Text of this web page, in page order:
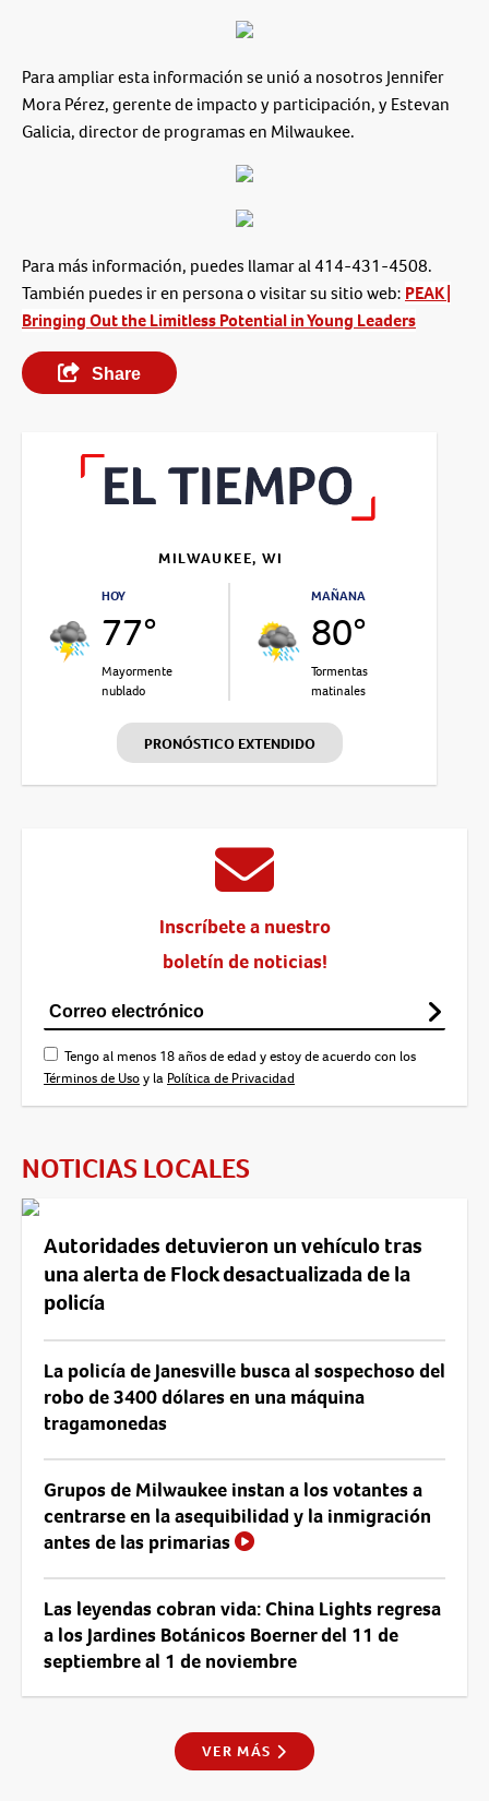
Para ampliar esta información se unió a nosotros Jennifer
Mora Pérez, gerente de impacto y participación, y Estevan
Galicia, director de programas en Milwaukee.
Para más información, puedes llamar al 414-431-4508.
También puedes ir en persona o visitar su sitio web: PEAK |
Bringing Out the Limitless Potential in Young Leaders
Share
MILWAUKEE, WI
HOY
77°
Mayormente
nublado
MAÑANA
80°
Tormentas
matinales
PRONÓSTICO EXTENDIDO
Inscríbete a nuestro
boletín de noticias!
Tengo al menos 18 años de edad y estoy de acuerdo con los
Términos de Usoy la Política de Privacidad
NOTICIAS LOCALES
Autoridades detuvieron un vehículo tras
una alerta de Flock desactualizada de la
policía
La policía de Janesville busca al sospechoso del
robo de 3400 dólares en una máquina
tragamonedas
Grupos de Milwaukee instan a los votantes a
centrarse en la asequibilidad y la inmigración
antes de las primarias
Las leyendas cobran vida: China Lights regresa
a los Jardines Botánicos Boerner del 11 de
septiembre al 1 de noviembre
VER MÁS